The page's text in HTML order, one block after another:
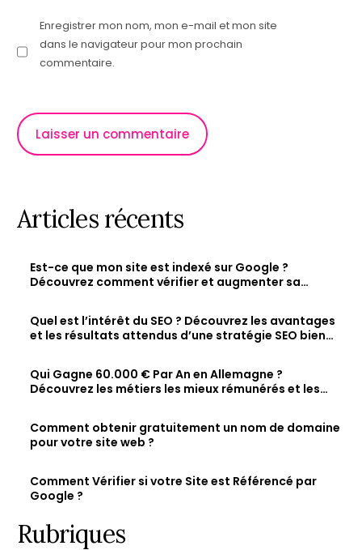
Enregistrer mon nom, mon e-mail et mon site
dans le navigateur pour mon prochain
commentaire.
Articles récents
Est-ce que mon site est indexé sur Google ?
Découvrez comment vérifier et augmenter sa
Quel est l’intérêt du SEO ? Découvrez les avantages
et les résultats attendus d’une stratégie SEO bien
Qui Gagne 60.000 € Par An en Allemagne ?
Découvrez les métiers les mieux rémunérés et les
Comment obtenir gratuitement un nom de domaine
pour votre site web ?
Comment Vérifier si votre Site est Référencé par
Google ?
Rubriques